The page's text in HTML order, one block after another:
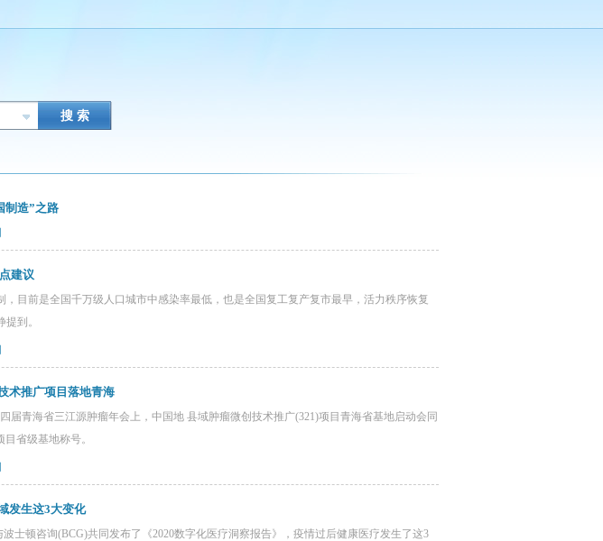
制造”之路
建议
，目前是全国千万级人口城市中感染率最低，也是全国复工复产复市最早，活力秩序恢复
到。
术推广项目落地青海
届青海省三江源肿瘤年会上，中国地 县域肿瘤微创技术推广(321)项目青海省基地启动会同
省级基地称号。
发生这3大变化
士顿咨询(BCG)共同发布了《2020数字化医疗洞察报告》，疫情过后健康医疗发生了这3